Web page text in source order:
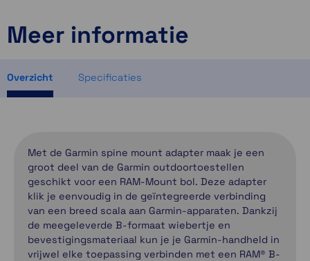
ruim op voorraad
3 op voorraad
Meer informatie
Overzicht Specificaties
Met de Garmin spine mount adapter maak je een
groot deel van de Garmin outdoortoestellen
geschikt voor een RAM-Mount bol. Deze adapter
klik je eenvoudig in de geïntegreerde verbinding
van een breed scala aan Garmin-apparaten. Dankzij
de meegeleverde B-formaat wiebertje en
bevestigingsmateriaal kun je je Garmin-handheld in
vrijwel elke toepassing verbinden met een RAM® B-